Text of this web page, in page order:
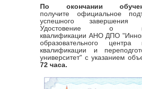
По окончании
получите официальное
успешного
Удостовение о
квалификации АНО ДПО
образовательного центра
квалификации и
университет" с указанием
72 часа.